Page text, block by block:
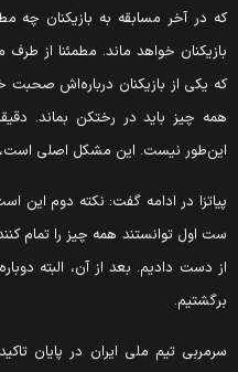
در آخر مسابقه به بازیکنان چه
خواهد ماند. مطمئنا از طرف
یکی از بازیکنان درباره‌اش صحبت
چیز باید در رختکن بماند.
نیست. این مشکل اصلی است،
در ادامه گفت: نکته دوم این
اول توانستند همه چیز را تمام
دست دادیم. بعد از آن، البته
تیم ملی ایران در پایان